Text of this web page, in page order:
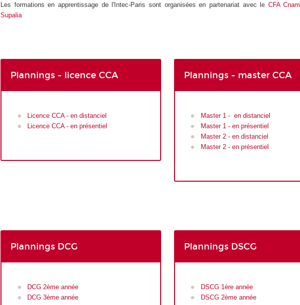
Les formations en apprentissage de l'Intec-Paris sont organisées en partenariat avec le CFA Cnam
Supalia
Plannings - licence CCA
Licence CCA - en distanciel
Licence CCA - en présentiel
Plannings - master CCA
Master 1 - en distanciel
Master 1 - en présentiel
Master 2 - en distanciel
Master 2 - en présentiel
Plannings DCG
DCG 2ème année
DCG 3ème année
Plannings DSCG
DSCG 1ère année
DSCG 2ème année